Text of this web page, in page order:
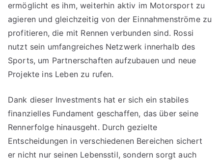
ermöglicht es ihm, weiterhin aktiv im Motorsport zu
agieren und gleichzeitig von der Einnahmenströme zu
profitieren, die mit Rennen verbunden sind. Rossi
nutzt sein umfangreiches Netzwerk innerhalb des
Sports, um Partnerschaften aufzubauen und neue
Projekte ins Leben zu rufen.
Dank dieser Investments hat er sich ein stabiles
finanzielles Fundament geschaffen, das über seine
Rennerfolge hinausgeht. Durch gezielte
Entscheidungen in verschiedenen Bereichen sichert
er nicht nur seinen Lebensstil, sondern sorgt auch